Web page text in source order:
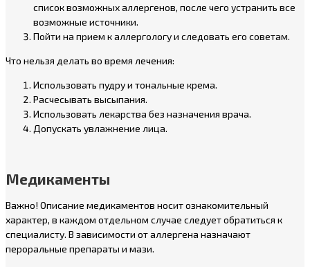
список возможных аллергенов, после чего устранить все
возможные источники.
Пойти на прием к аллергологу и следовать его советам.
Что нельзя делать во время лечения:
Использовать пудру и тональные крема.
Расчесывать высыпания.
Использовать лекарства без назначения врача.
Допускать увлажнение лица.
Медикаменты
Важно! Описание медикаментов носит ознакомительный
характер, в каждом отдельном случае следует обратиться к
специалисту. В зависимости от аллергена назначают
пероральные препараты и мази.